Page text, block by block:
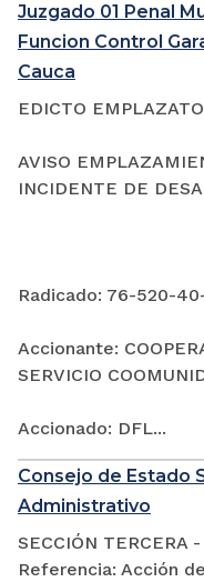
Juzgado 01 Penal
Funcion Control
Cauca
EDICTO
AVISO
INCIDENTE DE
Radicado: 76-520-
Accionante:
SERVICIO
Accionado: DFL...
Consejo de Estado
Administrativo
SECCIÓN TERCERA
Referencia: Acción